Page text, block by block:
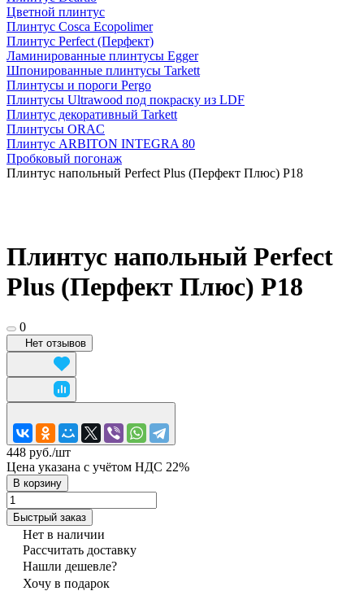
Цветной плинтус
Плинтус Cosca Ecopolimer
Плинтус Perfect (Перфект)
Ламинированные плинтусы Egger
Шпонированные плинтусы Tarkett
Плинтусы и пороги Pergo
Плинтусы Ultrawood под покраску из LDF
Плинтус декоративный Tarkett
Плинтусы ORAC
Плинтус ARBITON INTEGRA 80
Пробковый погонаж
Плинтус напольный Perfect Plus (Перфект Плюс) P18
Плинтус напольный Perfect
Plus (Перфект Плюс) P18
0
Нет отзывов
448 руб./шт
Цена указана с учётом НДС 22%
В корзину
Быстрый заказ
Нет в наличии
Рассчитать доставку
Нашли дешевле?
Хочу в подарок